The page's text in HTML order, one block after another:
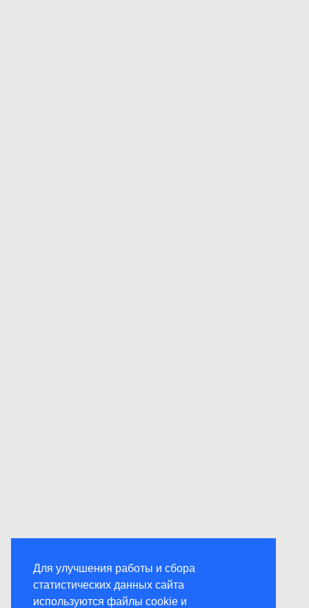
Для улучшения работы и сбора
статистических данных сайта
используются файлы cookie и